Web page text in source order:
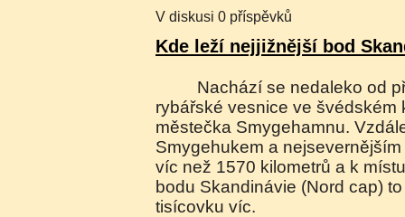
V diskusi 0 příspěvků
Kde leží nejjižnější bod
Nachází se nedaleko od přístavu Smygehuk,
rybářské vesnice ve švédském
městečka Smygehamnu.
Smygehukem a
víc než 1570 kilometrů a k
bodu Skandinávie (Nord cap)
tisícovku víc.